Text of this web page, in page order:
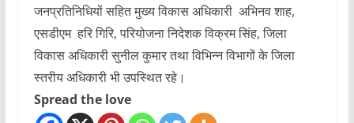
जनप्रतिनिधियों सहित मुख्य विकास अधिकारी अभिनव शाह,
एसडीएम हरि गिरि, परियोजना निदेशक विक्रम सिंह, जिला
विकास अधिकारी सुनील कुमार तथा विभिन्न विभागों के जिला
स्तरीय अधिकारी भी उपस्थित रहे।
Spread the love